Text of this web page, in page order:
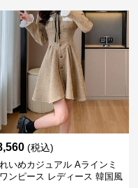
(税込)
いめカジュアル Aラインミ
ンピース レディース 韓国風